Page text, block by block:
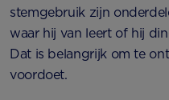
stemgebruik zijn
waar hij van leert of hij
Dat is belangrijk om te
voordoet.